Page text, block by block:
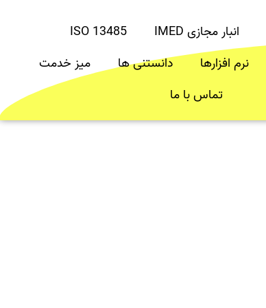
انبار مجازی IMED
ISO 13485
نرم افزارها دانستنی ها
میز خدمت
تماس با ما